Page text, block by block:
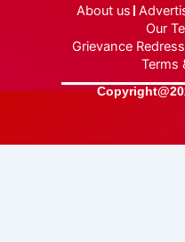
About us
Our
Grievance
Terms